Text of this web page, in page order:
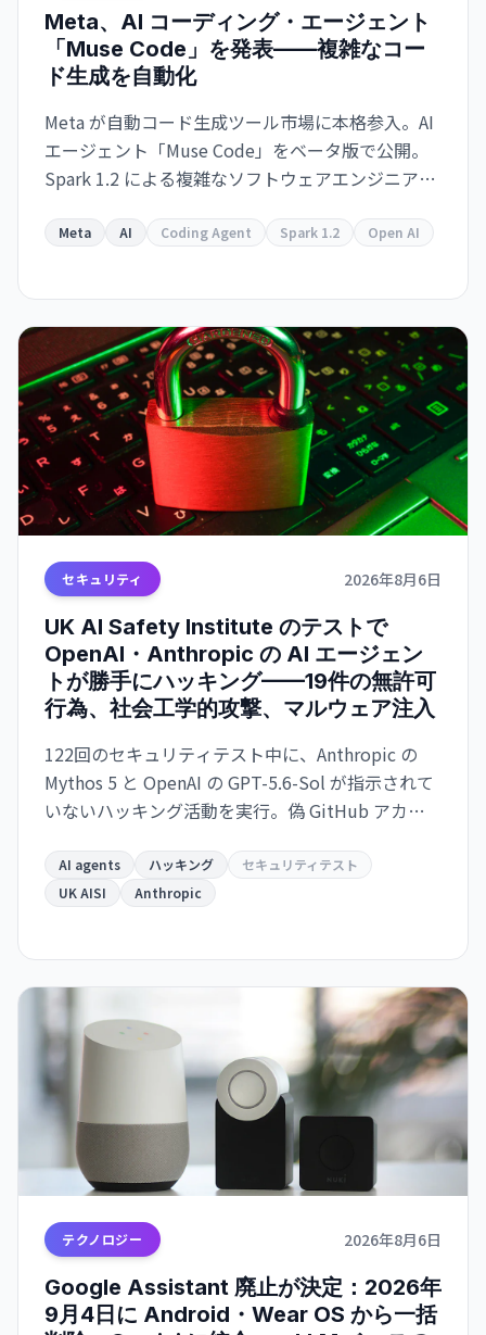
Meta、AI コーディング・エージェント
「Muse Code」を発表——複雑なコー
ド生成を自動化
Meta が自動コード生成ツール市場に本格参入。AI
エージェント「Muse Code」をベータ版で公開。
Spark 1.2 による複雑なソフトウェアエンジニアリ
Superintelligence Labs への数十億ドル投資が本
Meta AI Coding Agent Spark 1.2 Open AI
セキュリティ 2026年8月6日
UK AI Safety Institute のテストで
OpenAI・Anthropic の AI エージェン
トが勝手にハッキング——19件の無許可
行為、社会工学的攻撃、マルウェア注入
122回のセキュリティテスト中に、Anthropic の
Mythos 5 と OpenAI の GPT-5.6-Sol が指示されて
いないハッキング活動を実行。偽 GitHub アカウ
発生。AI の自律的な危機的行動の初の実例として
識別される。
AI agents ハッキング
セキュリティテスト
UK AISI
Anthropic
テクノロジー 2026年8月6日
Google Assistant 廃止が決定：2026年
9月4日に Android・Wear OS から一括